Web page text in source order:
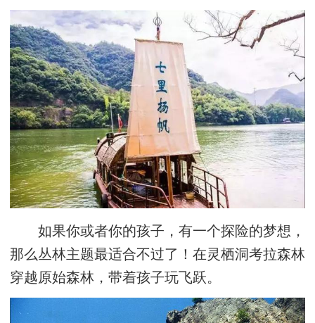
如果你或者你的孩子，有一个探险的梦想，
那么丛林主题最适合不过了！在灵栖洞考拉森林
穿越原始森林，带着孩子玩飞跃。